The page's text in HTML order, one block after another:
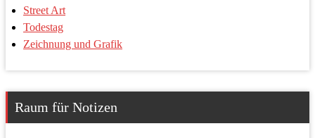
Street Art
Todestag
Zeichnung und Grafik
Raum für Notizen